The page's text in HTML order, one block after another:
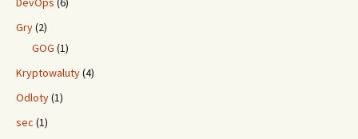
Gry(2)
GOG (1)
Kryptowaluty(4)
Odloty(1)
sec (1)